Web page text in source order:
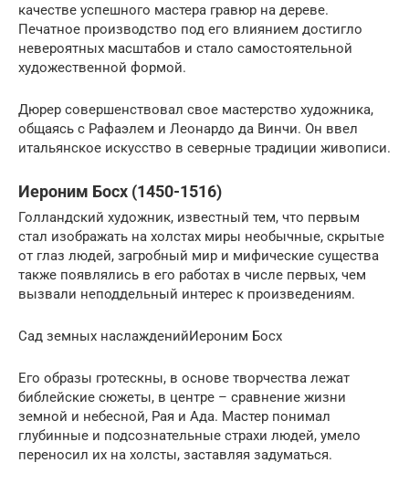
качестве успешного мастера гравюр на дереве.
Печатное производство под его влиянием достигло
невероятных масштабов и стало самостоятельной
художественной формой.
Дюрер совершенствовал свое мастерство художника,
общаясь с Рафаэлем и Леонардо да Винчи. Он ввел
итальянское искусство в северные традиции живописи.
Иероним Босх (1450-1516)
Голландский художник, известный тем, что первым
стал изображать на холстах миры необычные, скрытые
от глаз людей, загробный мир и мифические существа
также появлялись в его работах в числе первых, чем
вызвали неподдельный интерес к произведениям.
Сад земных наслажденийИероним Босх
Его образы гротескны, в основе творчества лежат
библейские сюжеты, в центре – сравнение жизни
земной и небесной, Рая и Ада. Мастер понимал
глубинные и подсознательные страхи людей, умело
переносил их на холсты, заставляя задуматься.